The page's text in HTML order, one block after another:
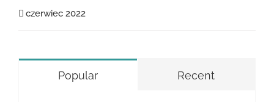
czerwiec 2022
Popular Recent